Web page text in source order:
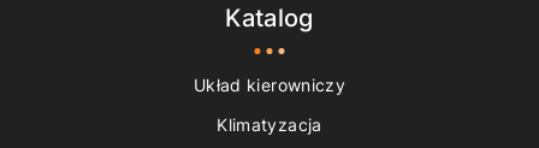
Katalog
Układ kierowniczy
Klimatyzacja